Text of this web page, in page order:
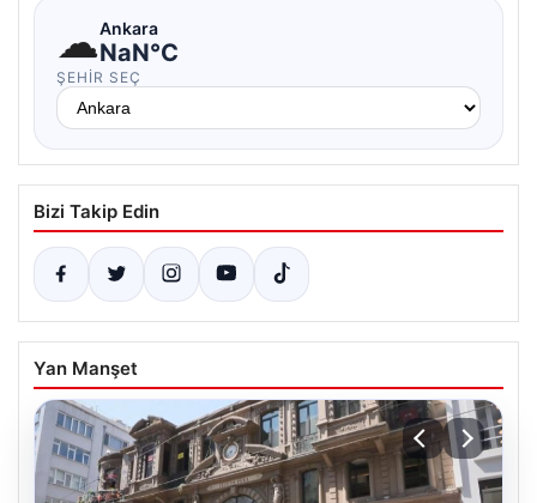
☁Ankara
NaN°C
ŞEHIR SEÇ
Bizi Takip Edin
Yan Manşet